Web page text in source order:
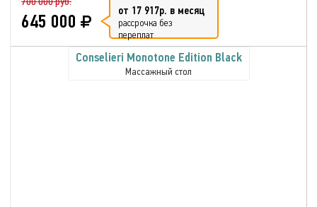
645 000 от 17 917р. в месяц
рассрочка без
переплат
Conselieri Monotone Edition Black
Массажный стол